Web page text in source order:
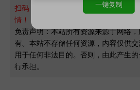
扫码，关注公众号"百业智汇"，获取更
情！！！
免责声明：本站所有资源来源于网络
有。本站不存储任何资源，内容仅供
用于任何非法目的。否则，由此产生
行承担。
一键复制